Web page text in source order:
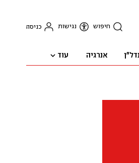
חיפוש נגישות כניסה
נדל"ן אנרגיה עוד